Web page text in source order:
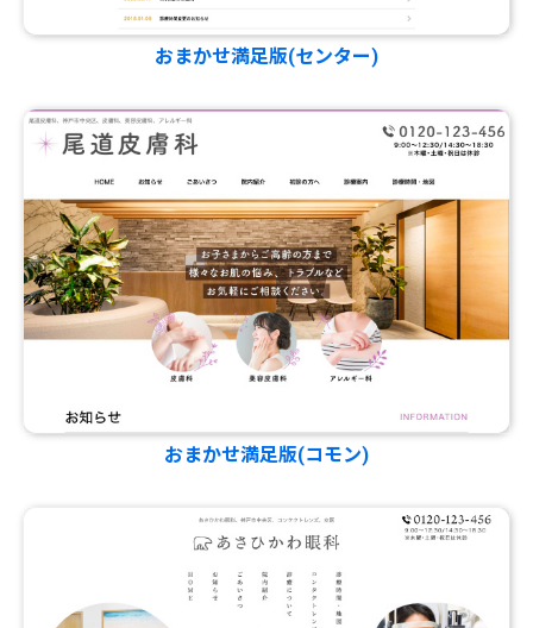
おまかせ満足版(センター)
おまかせ満足版(コモン)